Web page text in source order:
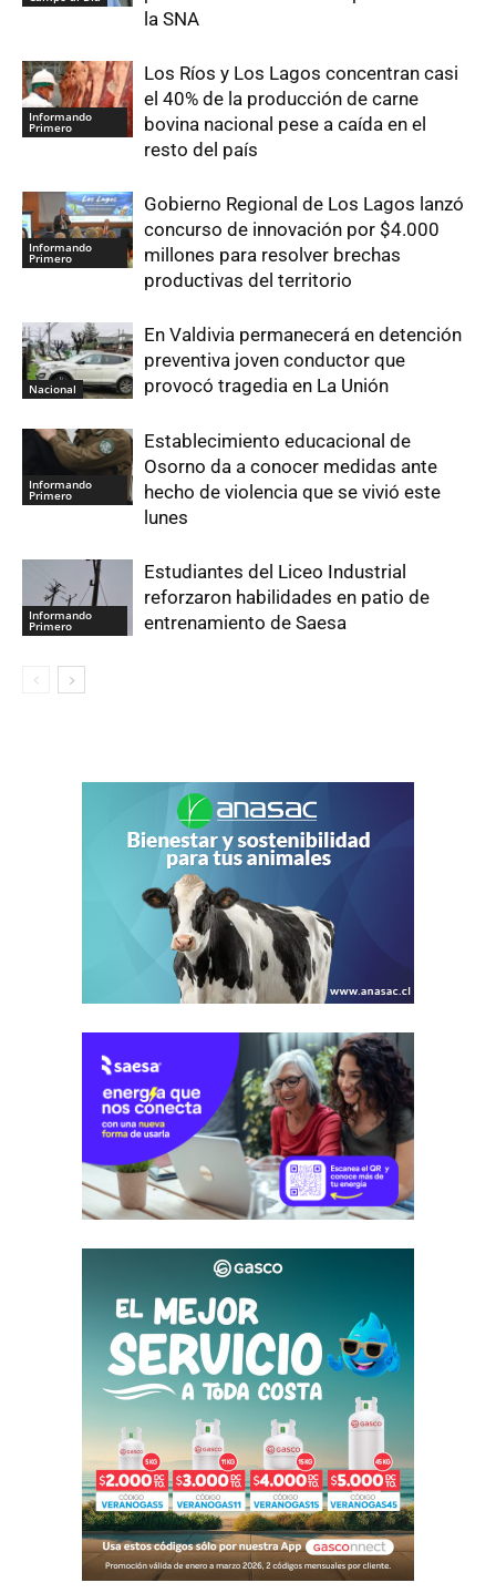
la SNA
Informando
Primero
Los Ríos y Los Lagos concentran casi
el 40% de la producción de carne
bovina nacional pese a caída en el
resto del país
Informando
Primero
Gobierno Regional de Los Lagos lanzó
concurso de innovación por $4.000
millones para resolver brechas
productivas del territorio
Nacional
En Valdivia permanecerá en detención
preventiva joven conductor que
provocó tragedia en La Unión
Informando
Primero
Establecimiento educacional de
Osorno da a conocer medidas ante
hecho de violencia que se vivió este
lunes
Informando
Primero
Estudiantes del Liceo Industrial
reforzaron habilidades en patio de
entrenamiento de Saesa